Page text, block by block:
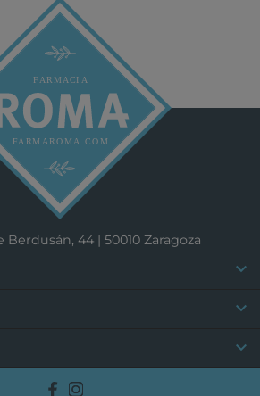
Berdusán, 44 | 50010 Zaragoza


